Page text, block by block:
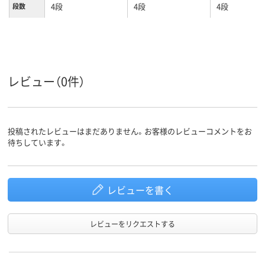
段数 4段 4段 4段
レビュー（0件）
投稿されたレビューはまだありません。お客様のレビューコメントをお
待ちしています。
レビューを書く
レビューをリクエストする